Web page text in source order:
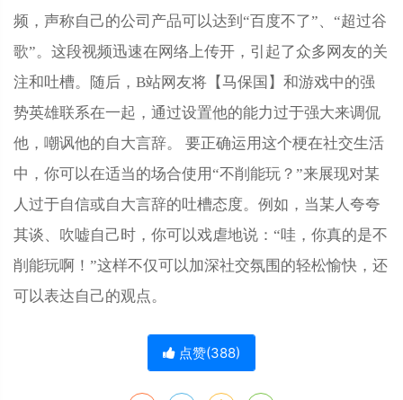
频，声称自己的公司产品可以达到“百度不了”、“超过谷
歌”。这段视频迅速在网络上传开，引起了众多网友的关
注和吐槽。随后，B站网友将【马保国】和游戏中的强
势英雄联系在一起，通过设置他的能力过于强大来调侃
他，嘲讽他的自大言辞。 要正确运用这个梗在社交生活
中，你可以在适当的场合使用“不削能玩？”来展现对某
人过于自信或自大言辞的吐槽态度。例如，当某人夸夸
其谈、吹嘘自己时，你可以戏虐地说：“哇，你真的是不
削能玩啊！”这样不仅可以加深社交氛围的轻松愉快，还
可以表达自己的观点。
点赞(388)